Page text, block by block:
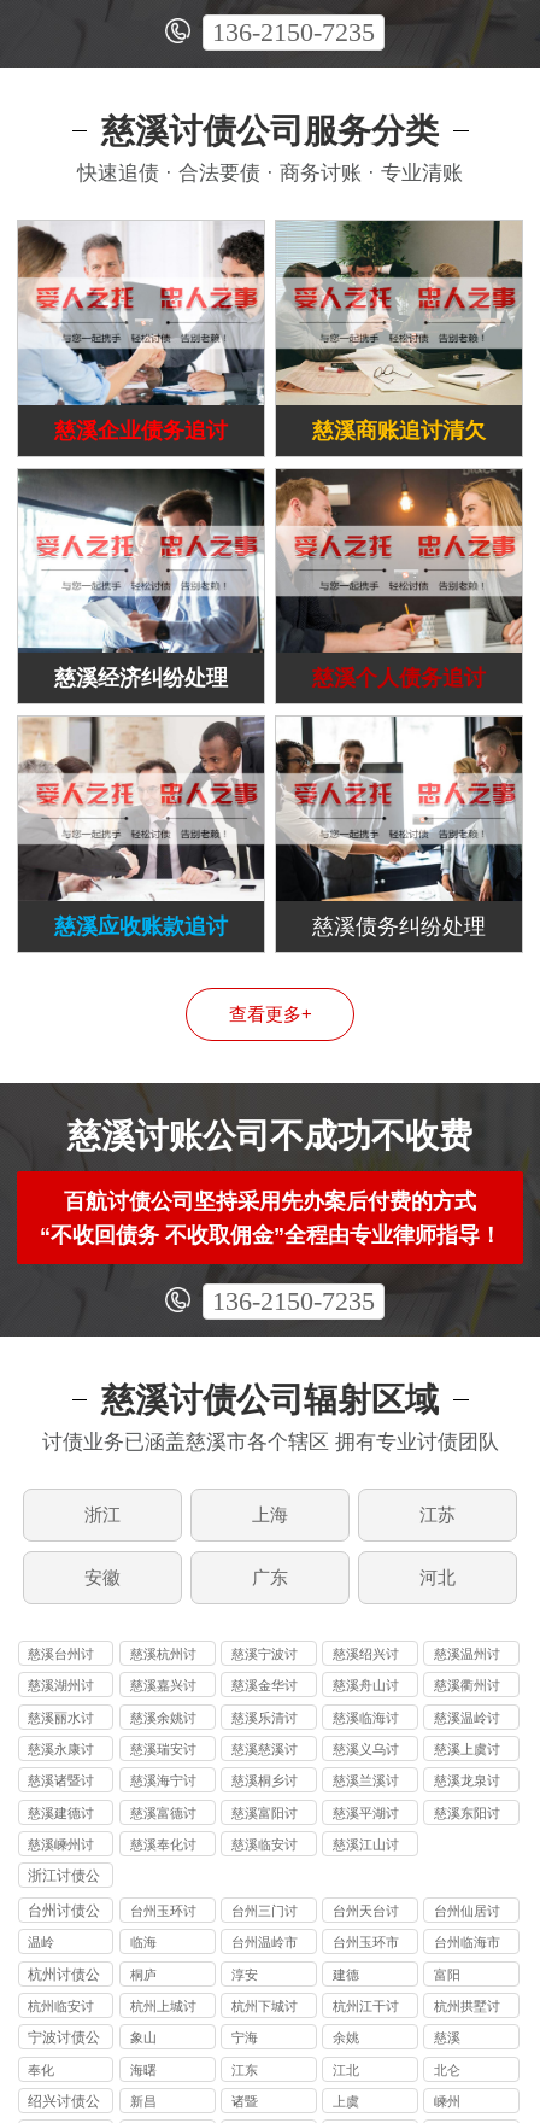
136-2150-7235
慈溪讨债公司服务分类
快速追债 · 合法要债 · 商务讨账 · 专业清账
慈溪企业债务追讨 慈溪商账追讨清欠
慈溪经济纠纷处理 慈溪个人债务追讨
慈溪应收账款追讨 慈溪债务纠纷处理
查看更多+
慈溪讨账公司不成功不收费
百航讨债公司坚持采用先办案后付费的方式
“不收回债务 不收取佣金”全程由专业律师指导！
136-2150-7235
慈溪讨债公司辐射区域
讨债业务已涵盖慈溪市各个辖区 拥有专业讨债团队
浙江 上海 江苏
安徽 广东 河北
慈溪台州讨
债
慈溪杭州讨
债
慈溪宁波讨
债
慈溪绍兴讨
债
慈溪温州讨
债
慈溪湖州讨
债
慈溪嘉兴讨
债
慈溪金华讨
债
慈溪舟山讨
债
慈溪衢州讨
债
慈溪丽水讨
债
慈溪余姚讨
债
慈溪乐清讨
债
慈溪临海讨
债
慈溪温岭讨
债
慈溪永康讨
债
慈溪瑞安讨
债
慈溪慈溪讨
债
慈溪义乌讨
债
慈溪上虞讨
债
慈溪诸暨讨
债
慈溪海宁讨
债
慈溪桐乡讨
债
慈溪兰溪讨
债
慈溪龙泉讨
债
慈溪建德讨
债
慈溪富德讨
债
慈溪富阳讨
债
慈溪平湖讨
债
慈溪东阳讨
慈溪嵊州讨
债
慈溪奉化讨
慈溪临安讨
慈溪江山讨
浙江讨债公
司
台州讨债公
司
台州玉环讨
债公司
台州三门讨
债公司
台州天台讨
债公司
台州仙居讨
债公司
温岭 临海
台州温岭市
讨债公司
台州玉环市
讨债公司
台州临海市
讨债公司
杭州讨债公
司
桐庐 淳安 建德 富阳
杭州临安讨
债公司
杭州上城讨
债公司
杭州下城讨
债公司
杭州江干讨
债公司
杭州拱墅讨
债公司
宁波讨债公
司
象山 宁海 余姚 慈溪
奉化 海曙 江东 江北 北仑
绍兴讨债公
新昌 诸暨 上虞 嵊州